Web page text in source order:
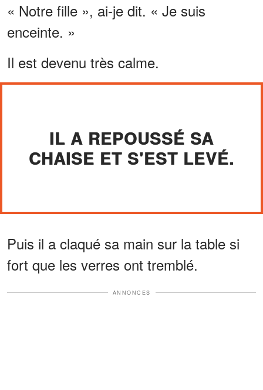
« Notre fille », ai-je dit. « Je suis
enceinte. »
Il est devenu très calme.
IL A REPOUSSÉ SA
CHAISE ET S'EST LEVÉ.
Puis il a claqué sa main sur la table si
fort que les verres ont tremblé.
ANNONCES